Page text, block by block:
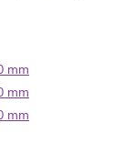
mm
mm
mm